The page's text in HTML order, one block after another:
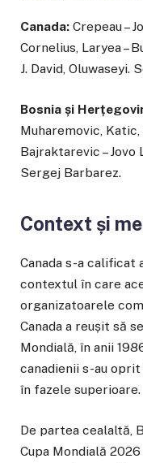
Canada: Crepeau –
Cornelius, Laryea –
J. David, Oluwaseyi.
Bosnia și
Muharemovic, Katic,
Bajraktarevic –
Sergej Barbarez.
Context și
Canada s-a calificat
contextul în care
organizatoarele
Canada a reușit să
Mondială, în anii
canadienii s-au
în fazele superioare.
De partea cealaltă,
Cupa Mondială